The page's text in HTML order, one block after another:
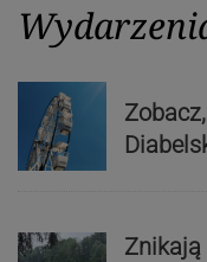
Znikają